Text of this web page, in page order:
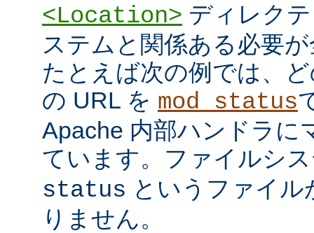
<Location> ディレク
ステムと関係ある必要
たとえば次の例では、
の URL を mod_status
Apache 内部ハンドラに
ています。ファイルシ
status というファイ
りません。